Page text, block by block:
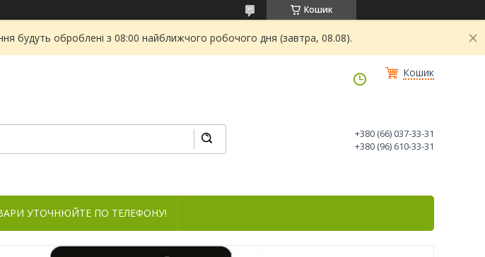
Кошик
будуть оброблені з 08:00 найближчого робочого дня (завтра, 08.08).
Кошик
+380 (66) 037-33-31
+380 (96) 610-33-31
УТОЧНЮЙТЕ ПО ТЕЛЕФОНУ!